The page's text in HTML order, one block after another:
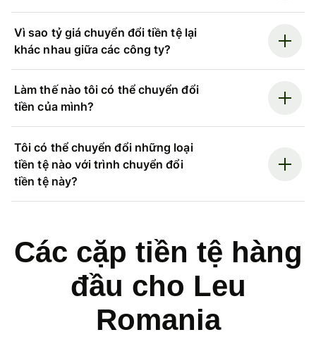
Vì sao tỷ giá chuyển đổi tiền tệ lại
khác nhau giữa các công ty?
Làm thế nào tôi có thể chuyển đổi
tiền của mình?
Tôi có thể chuyển đổi những loại
tiền tệ nào với trình chuyển đổi
tiền tệ này?
Các cặp tiền tệ hàng
đầu cho Leu
Romania